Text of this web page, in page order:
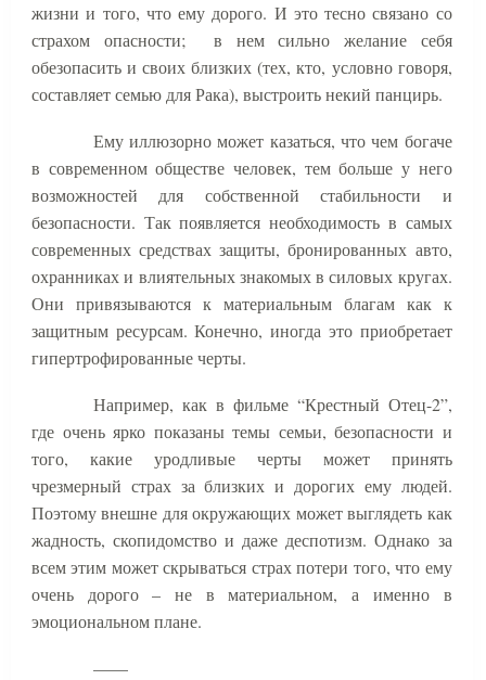
жизни и того, что ему дорого. И это тесно связано со
страхом опасности;
в нем сильно желание себя
обезопасить и своих близких (тех, кто, условно говоря,
составляет семью для Рака), выстроить некий панцирь.
Ему иллюзорно может казаться, что чем богаче
в современном обществе человек, тем больше у него
возможностей для собственной стабильности и
безопасности. Так появляется необходимость в самых
современных средствах защиты, бронированных авто,
охранниках и влиятельных знакомых в силовых кругах.
Они привязываются к материальным благам как к
защитным ресурсам. Конечно, иногда это приобретает
гипертрофированные черты.
Например, как в фильме “Крестный Отец-2”,
где очень ярко показаны темы семьи, безопасности и
того, какие уродливые черты может принять
чрезмерный страх за близких и дорогих ему людей.
Поэтому внешне для окружающих может выглядеть как
жадность, скопидомство и даже деспотизм. Однако за
всем этим может скрываться страх потери того, что ему
очень дорого – не в материальном, а именно в
эмоциональном плане.
——